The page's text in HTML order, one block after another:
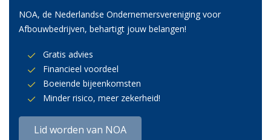
NOA, de Nederlandse Ondernemersvereniging voor
Afbouwbedrijven, behartigt jouw belangen!
Gratis advies
Financieel voordeel
Boeiende bijeenkomsten
Minder risico, meer zekerheid!
Lid worden van NOA